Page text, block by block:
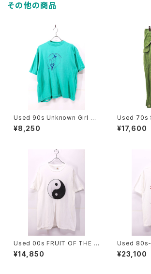
その他の商品
Used 90s Unknown Girl Sc
out Turquoise T-Shirt Size
L 相当 古着
¥8,250
Used 70s
-59
ze W32
¥17,600
Used 00s FRUIT OF THE L
OOM Yin and Yang Graphic
T-Shirt Size XL 古着
¥14,850
Used 80s-
PICASSO
Graphic T-
¥23,100